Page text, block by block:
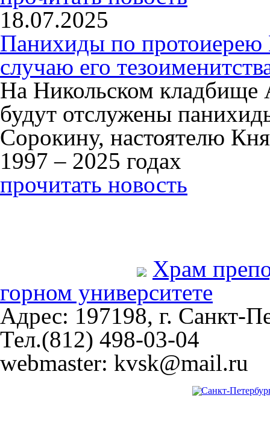
18.07.2025
Панихиды по
случаю его
На Никольском кладбище
будут отслужены
Сорокину, настоятелю
1997 – 2025 годах
прочитать новость
Храм
горном университете
Адрес: 197198, г. Санкт-
Тел.(812) 498-03-04
webmaster: kvsk@mail.ru